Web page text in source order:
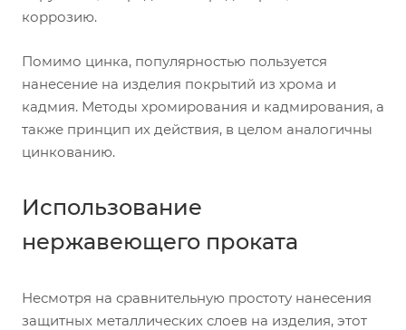
коррозию.
Помимо цинка, популярностью пользуется
нанесение на изделия покрытий из хрома и
кадмия. Методы хромирования и кадмирования, а
также принцип их действия, в целом аналогичны
цинкованию.
Использование
нержавеющего проката
Несмотря на сравнительную простоту нанесения
защитных металлических слоев на изделия, этот